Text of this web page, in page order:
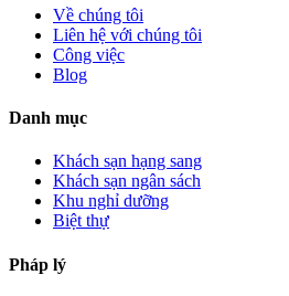
Về chúng tôi
Liên hệ với chúng tôi
Công việc
Blog
Danh mục
Khách sạn hạng sang
Khách sạn ngân sách
Khu nghỉ dưỡng
Biệt thự
Pháp lý